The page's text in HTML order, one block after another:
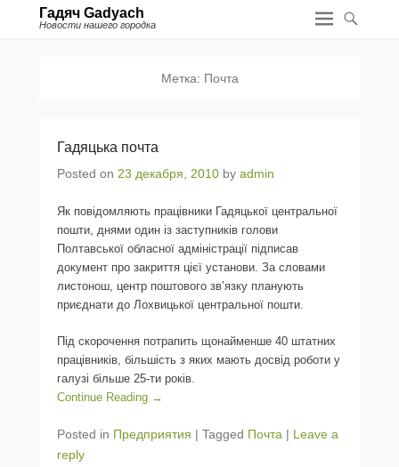
Гадяч Gadyach
Новости нашего городка
Метка: Почта
Гадяцька почта
Posted on 23 декабря, 2010 by admin
Як повідомляють працівники Гадяцької центральної
пошти, днями один із заступників голови
Полтавської обласної адміністрації підписав
документ про закриття цієї установи. За словами
листонош, центр поштового зв’язку планують
приєднати до Лохвицької центральної пошти.
Під скорочення потрапить щонайменше 40 штатних
працівників, більшість з яких мають досвід роботи у
галузі більше 25-ти років.
Continue Reading →
Posted in Предприятия | Tagged Почта | Leave a
reply